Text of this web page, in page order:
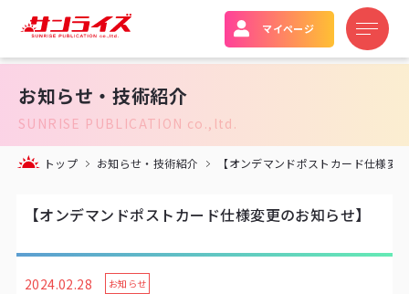
マイページ
お知らせ・技術紹介
SUNRISE PUBLICATION co.,ltd.
トップ お知らせ・技術紹介 【オンデマンドポストカード仕様変
【オンデマンドポストカード仕様変更のお知らせ】
2024.02.28 お知らせ